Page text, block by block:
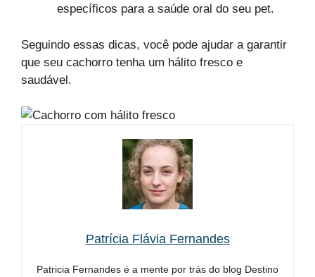
específicos para a saúde oral do seu pet.
Seguindo essas dicas, você pode ajudar a garantir
que seu cachorro tenha um hálito fresco e
saudável.
Patrícia Flávia Fernandes
Patricia Fernandes é a mente por trás do blog Destino